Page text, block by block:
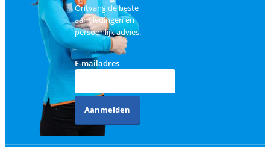
Ontvang de beste
aanbiedingen en
persoonlijk advies.
E-mailadres
Aanmelden